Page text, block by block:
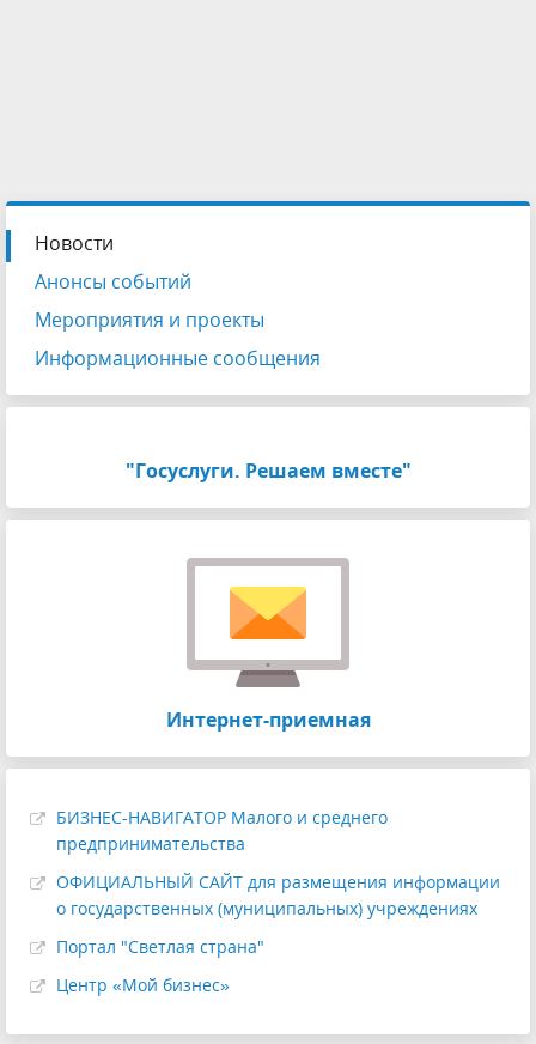
Новости
Анонсы событий
Мероприятия и проекты
Информационные сообщения
"Госуслуги. Решаем вместе"
Интернет-приемная
БИЗНЕС-НАВИГАТОР Малого и среднего
предпринимательства
ОФИЦИАЛЬНЫЙ САЙТ для размещения информации
о государственных (муниципальных) учреждениях
Портал "Светлая страна"
Центр «Мой бизнес»